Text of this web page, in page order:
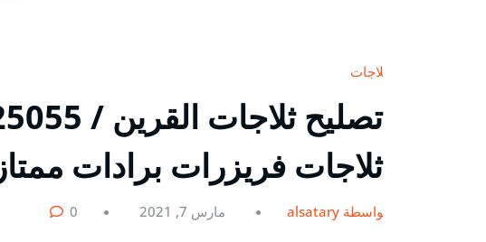
ثلاجات
ثلاجات فريزرات برادات ممتاز
بواسطة alsatary مارس 7, 2021 0